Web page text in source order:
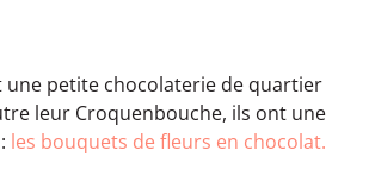
une petite chocolaterie de quartier
leur Croquenbouche, ils ont une
les bouquets de fleurs en chocolat.